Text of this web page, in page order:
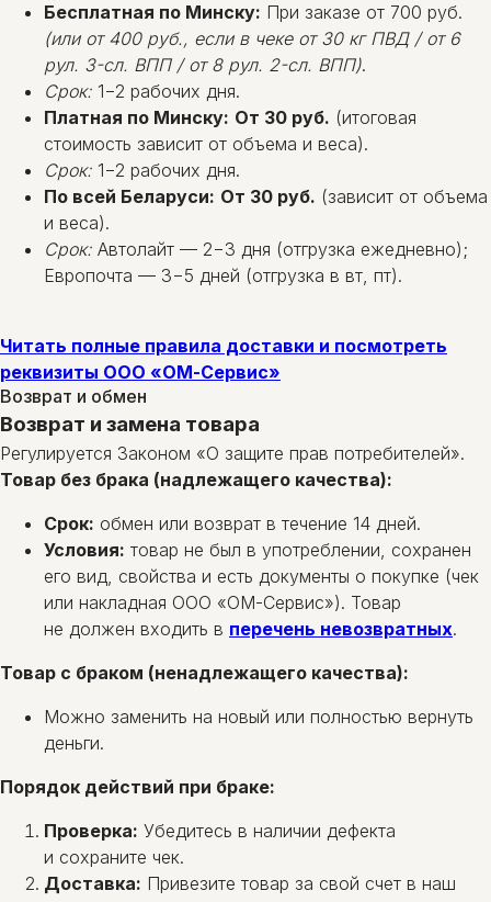
Бесплатная по Минску: При заказе от 700 руб.
(или от 400 руб., если в чеке от 30 кг ПВД / от 6
рул. 3-сл. ВПП / от 8 рул. 2-сл. ВПП).
Срок: 1−2 рабочих дня.
Платная по Минску: От 30 руб. (итоговая
стоимость зависит от объема и веса).
Срок: 1−2 рабочих дня.
По всей Беларуси: От 30 руб. (зависит от объема
и веса).
Срок: Автолайт — 2−3 дня (отгрузка ежедневно);
Европочта — 3−5 дней (отгрузка в вт, пт).
Читать полные правила доставки и посмотреть
реквизиты ООО «ОМ-Сервис»
Возврат и обмен
Возврат и замена товара
Регулируется Законом «О защите прав потребителей».
Товар без брака (надлежащего качества):
Срок: обмен или возврат в течение 14 дней.
Условия: товар не был в употреблении, сохранен
его вид, свойства и есть документы о покупке (чек
или накладная ООО «ОМ-Сервис»). Товар
не должен входить в перечень невозвратных.
Товар с браком (ненадлежащего качества):
Можно заменить на новый или полностью вернуть
деньги.
Порядок действий при браке:
Проверка: Убедитесь в наличии дефекта
и сохраните чек.
Доставка: Привезите товар за свой счет в наш